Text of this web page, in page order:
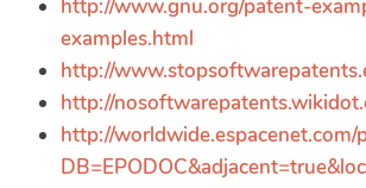
http://www.gnu.org/patent-
examples.html
http://
http://
http://